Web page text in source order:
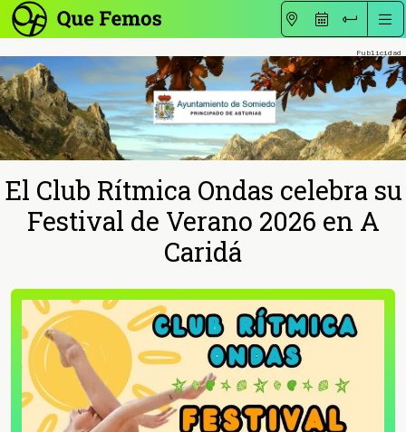
El Club Rítmica Ondas celebra su
Festival de Verano 2026 en A
Caridá